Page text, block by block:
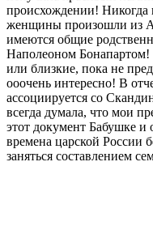
происхождении! Никогда
женщины произошли из
имеются общие
Наполеоном Бонапартом!
или близкие, пока не
ооочень интересно! В
ассоциируется со
всегда думала, что мои
этот документ Бабушке и
времена царской России
заняться составлением